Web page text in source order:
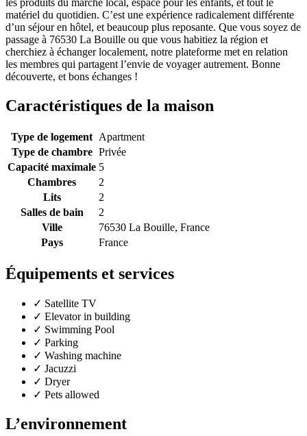
les produits du marché local, espace pour les enfants, et tout le
matériel du quotidien. C’est une expérience radicalement différente
d’un séjour en hôtel, et beaucoup plus reposante. Que vous soyez de
passage à 76530 La Bouille ou que vous habitiez la région et
cherchiez à échanger localement, notre plateforme met en relation
les membres qui partagent l’envie de voyager autrement. Bonne
découverte, et bons échanges !
Caractéristiques de la maison
Type de logement Apartment
Type de chambre Privée
Capacité maximale 5
Chambres
2
Lits
2
Salles de bain
2
Ville
76530 La Bouille, France
Pays
France
Équipements et services
✓ Satellite TV
✓ Elevator in building
✓ Swimming Pool
✓ Parking
✓ Washing machine
✓ Jacuzzi
✓ Dryer
✓ Pets allowed
L’environnement